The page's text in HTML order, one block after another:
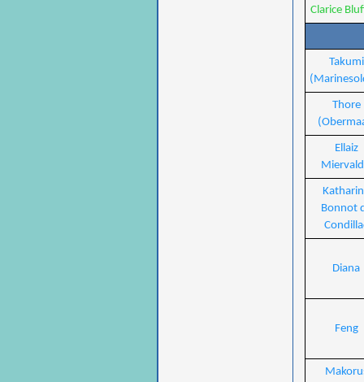
Clarice
Takumi
Thore
Ellaiz
Bonnot
Diana
Feng